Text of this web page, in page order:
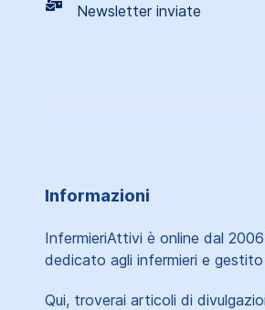
Newsletter inviate
Informazioni
InfermieriAttivi è online dal 2006
dedicato agli infermieri e
Qui, troverai articoli di